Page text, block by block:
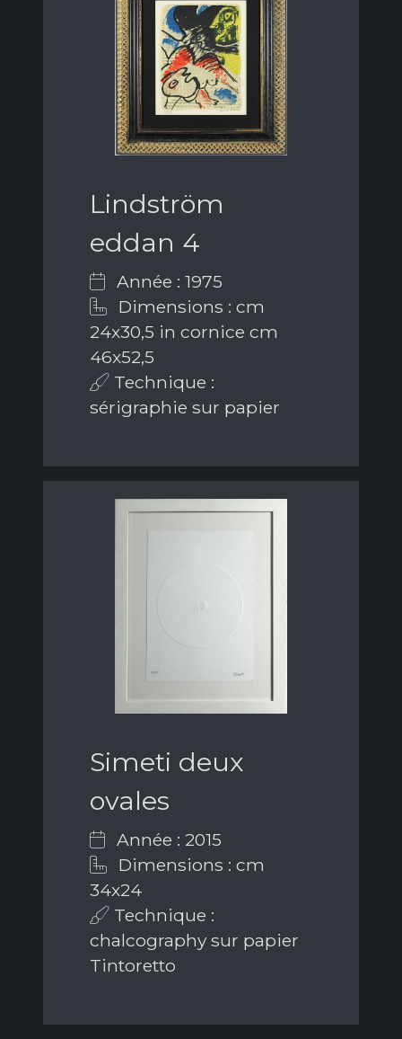
Lindström
eddan 4
Année : 1975
Dimensions : cm
24x30,5 in cornice cm
46x52,5
Technique :
sérigraphie sur papier
Simeti deux
ovales
Année : 2015
Dimensions : cm
34x24
Technique :
chalcography sur papier
Tintoretto